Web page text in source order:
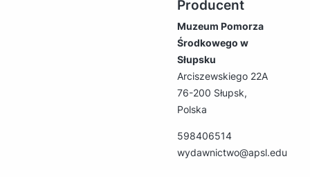
Producent
Muzeum Pomorza
Środkowego w
Słupsku
Arciszewskiego 22A
76-200 Słupsk,
Polska
598406514
wydawnictwo@apsl.edu.pl